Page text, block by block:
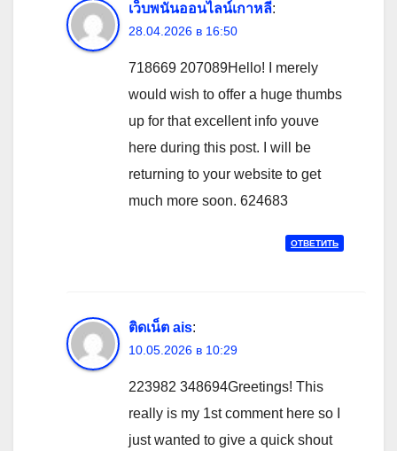
เว็บพนันออนไลน์เกาหลี:
28.04.2026 в 16:50
718669 207089Hello! I merely
would wish to offer a huge thumbs
up for that excellent info youve
here during this post. I will be
returning to your website to get
much more soon. 624683
ОТВЕТИТЬ
ติดเน็ต ais:
10.05.2026 в 10:29
223982 348694Greetings! This
really is my 1st comment here so I
just wanted to give a quick shout